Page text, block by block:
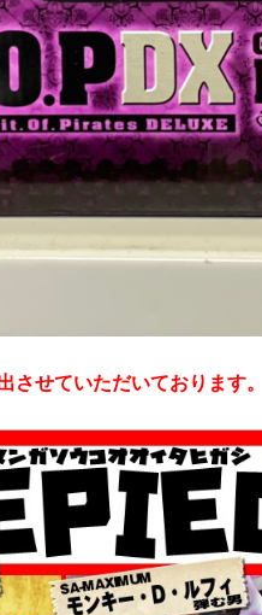
させていただいております。